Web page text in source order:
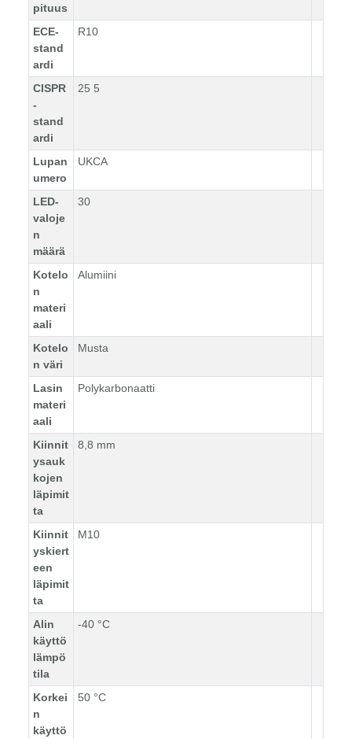
pituus
ECE-
stand
ardi
R10
CISPR
-
stand
ardi
25 5
Lupan
umero
UKCA
LED-
valoje
n
määrä
30
Kotelo
n
materi
aali
Alumiini
Kotelo
n väri
Musta
Lasin
materi
aali
Polykarbonaatti
Kiinnit
ysauk
kojen
läpimit
ta
8,8 mm
Kiinnit
yskiert
een
läpimit
ta
M10
Alin
käyttö
lämpö
tila
-40 °C
Korkei
n
käyttö
50 °C